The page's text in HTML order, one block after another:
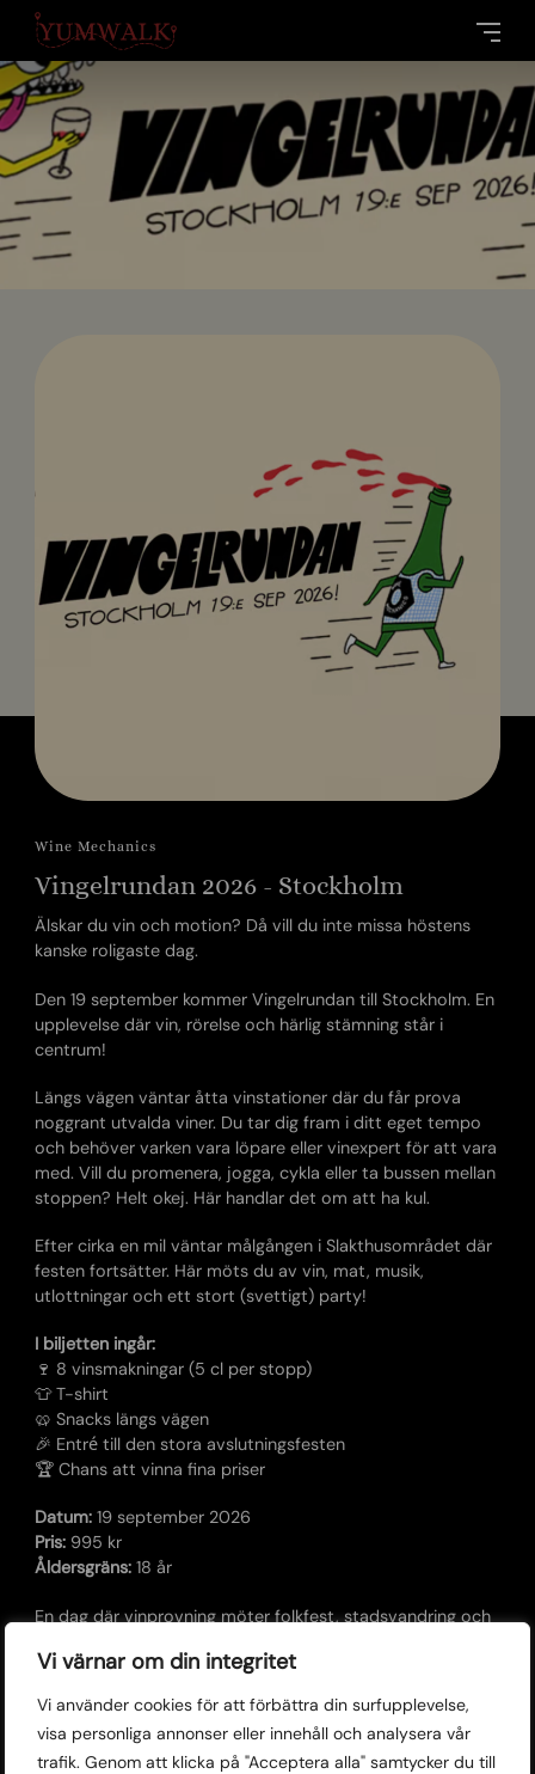
Vi värnar om din integritet
Vi använder cookies för att förbättra din surfupplevelse,
visa personliga annonser eller innehåll och analysera vår
trafik. Genom att klicka på "Acceptera alla" samtycker du till
Wine Mechanics
Vingelrundan 2026 - Stockholm
Älskar du vin och motion? Då vill du inte missa höstens
kanske roligaste dag.
Den 19 september kommer Vingelrundan till Stockholm. En
upplevelse där vin, rörelse och härlig stämning står i
centrum!
Längs vägen väntar åtta vinstationer där du får prova
noggrant utvalda viner. Du tar dig fram i ditt eget tempo
och behöver varken vara löpare eller vinexpert för att vara
med. Vill du promenera, jogga, cykla eller ta bussen mellan
stoppen? Helt okej. Här handlar det om att ha kul.
Efter cirka en mil väntar målgången i Slakthusområdet där
festen fortsätter. Här möts du av vin, mat, musik,
utlottningar och ett stort (svettigt) party!
I biljetten ingår:
🍷 8 vinsmakningar (5 cl per stopp)
👕 T-shirt
🥨 Snacks längs vägen
🎉 Entré till den stora avslutningsfesten
🏆 Chans att vinna fina priser
Datum:19 september 2026
Pris:995 kr
Åldersgräns:18 år
En dag där vinprovning möter folkfest, stadsvandring och
platser innan de tar slut. 🍷
Har du några frågor eller önskar ni att betala via
faktura? Maila: